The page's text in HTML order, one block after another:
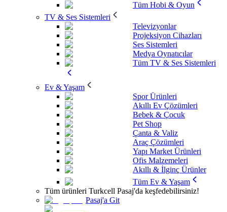
Tüm Hobi & Oyun
TV & Ses Sistemleri
Televizyonlar
Projeksiyon Cihazları
Ses Sistemleri
Medya Oynatıcılar
Tüm TV & Ses Sistemleri
Ev & Yaşam
Spor Ürünleri
Akıllı Ev Çözümleri
Bebek & Çocuk
Pet Shop
Çanta & Valiz
Araç Çözümleri
Yapı Market Ürünleri
Ofis Malzemeleri
Akıllı & İlginç Ürünler
Tüm Ev & Yaşam
Tüm ürünleri Turkcell Pasaj'da keşfedebilirsiniz!
Pasaj'a Git